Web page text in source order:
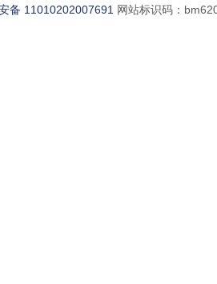
备 11010202007691 网站标识码：